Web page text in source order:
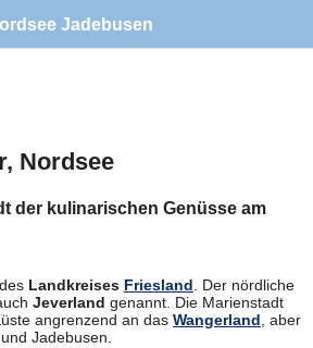
Jadebusen
Nordsee
der kulinarischen Genüsse am
Landkreises Friesland. Der nördliche
Jeverland genannt. Die Marienstadt
angrenzend an das Wangerland, aber
Jadebusen.